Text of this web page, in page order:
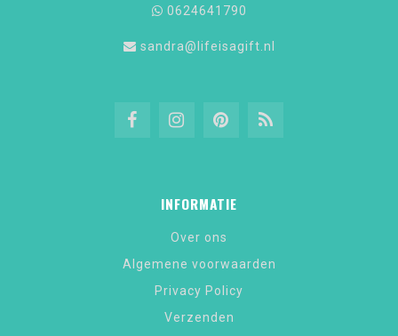
0624641790
sandra@lifeisagift.nl
INFORMATIE
Over ons
Algemene voorwaarden
Privacy Policy
Verzenden